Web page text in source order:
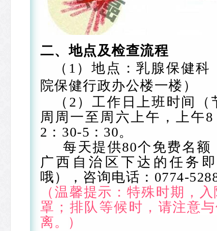
二、地点及检查流程
（1）地点：乳腺保健
院保健行政办公楼一楼）
（2）工作日上班时间
周周一至周六上午，上午
2： 30-5： 30。
每天提供80个免费名额
广西自治区下达的任务
哦），咨询电话： 0774-
（温馨提示：特殊时期，
罩；排队等候时， 请注意
离。
）